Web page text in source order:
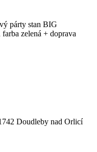
párty stan BIG
zelená + doprava
Doudleby nad Orlicí